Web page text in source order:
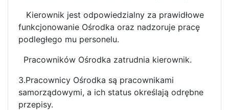
Kierownik jest odpowiedzialny za prawidłowe
funkcjonowanie Ośrodka oraz nadzoruje pracę
podległego mu personelu.
Pracowników Ośrodka zatrudnia kierownik.
3.Pracownicy Ośrodka są pracownikami
samorządowymi, a ich status określają odrębne
przepisy.